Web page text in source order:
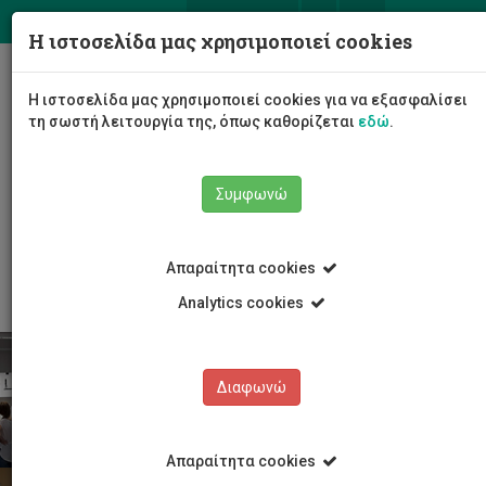
Σχολή Καλών και Εφαρμοσμένων Τεχνών
Τμήμα Πολυμέσων και Γραφικών Τεχνών
Σχολής Καλών και Εφαρμοσμένων Τεχνών
Η ιστοσελίδα μας χρησιμοποιεί cookies
Η ιστοσελίδα μας χρησιμοποιεί cookies για να εξασφαλίσει
τη σωστή λειτουργία της, όπως καθορίζεται εδώ.
Συμφωνώ
Απαραίτητα cookies
Analytics cookies
Διαφωνώ
Απαραίτητα cookies